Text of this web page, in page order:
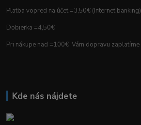
Platba vopred na účet =3,50€ (Internet banking)
Dobierka =4,50€
Pri nákupe nad =100€ Vám dopravu zaplatíme
Kde nás nájdete